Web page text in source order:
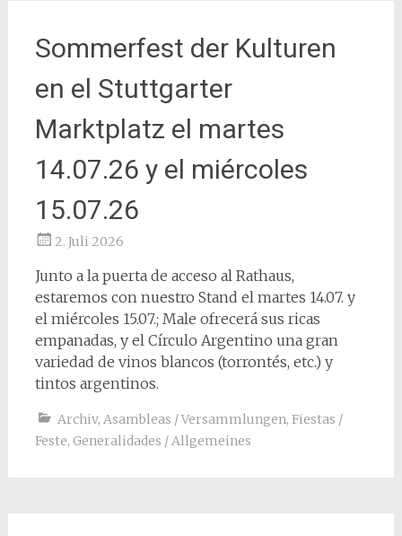
Sommerfest der Kulturen
en el Stuttgarter
Marktplatz el martes
14.07.26 y el miércoles
15.07.26
2. Juli 2026
Junto a la puerta de acceso al Rathaus,
estaremos con nuestro Stand el martes 14.07. y
el miércoles 15.07.; Male ofrecerá sus ricas
empanadas, y el Círculo Argentino una gran
variedad de vinos blancos (torrontés, etc.) y
tintos argentinos.
Archiv, Asambleas / Versammlungen, Fiestas /
Feste, Generalidades / Allgemeines